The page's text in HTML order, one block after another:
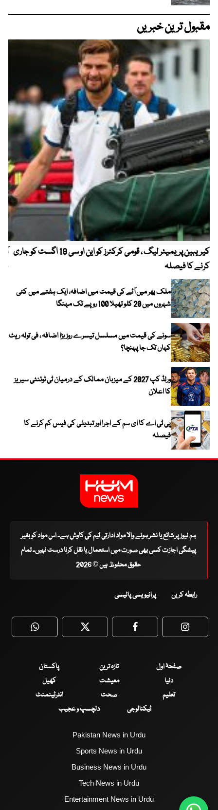
مقبول ترین خبریں
کیریبین پریمیئر لیگ ، قومی کرکٹرز کو این او سی 19 اگست کو جاری
کرنے کا فیصلہ
ملک بھر میں آٹے کی قیمت میں اضافہ، ایک ہفتے میں کئی
شہروں میں 20 کلو تھیلا 100 روپے تک مہنگا
سونے کی قیمت میں مسلسل تیسرے روز بڑا اضافہ ، فی تولہ ریٹ
کہاں تک جا پہنچا؟
ورلڈ کپ 2027 کے میزبان ممالک کے درمیان ٹی ٹوئنٹی سیریز
کا اعلان
پی ٹی اے کا ای سم کے اجرا اور تبدیلی کی فیس کم کرنے کا
فیصلہ
ہم نیوز پر شائع یا نشر ہونے والا مواد ادارتی ٹیم کی کاوش ہے۔ اس مواد کو بغیر
پیشگی اجازت کسی بھی صورت میں استعمال یا نقل کرنا درست نہیں۔ تمام
حقوق محفوظ ہیں © 2026
رابطہ کریں پرائیویسی پالیسی
WhatsApp Twitter Facebook
صفحۂ اول تازہ ترین
پاکستان
دنیا
معیشت
کھیل
تعلیم
صحت
انٹرٹینمنٹ
ٹیکنالوجی
دلچسپ و عجیب
Pakistan News in Urdu
Sports News in Urdu
Business News in Urdu
Tech News in Urdu
Entertainment News in Urdu